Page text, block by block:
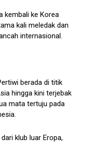
kembali ke Korea
kali meledak dan
internasional.
berada di titik
hingga kini terjebak
mata tertuju pada
klub luar Eropa,